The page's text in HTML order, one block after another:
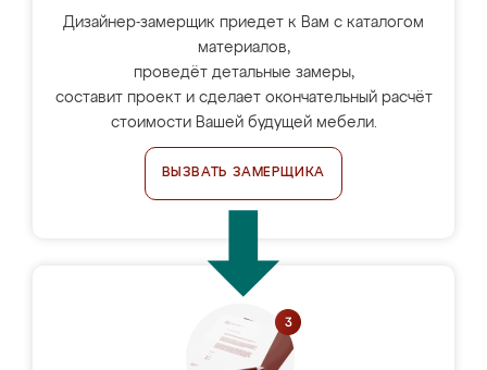
Дизайнер-замерщик приедет к Вам с каталогом
материалов,
проведёт детальные замеры,
составит проект и сделает окончательный расчёт
стоимости Вашей будущей мебели.
ВЫЗВАТЬ ЗАМЕРЩИКА